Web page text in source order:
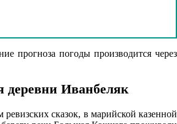
прогноза погоды производится через
деревни Иванбеляк
сказок, в марийской казенной